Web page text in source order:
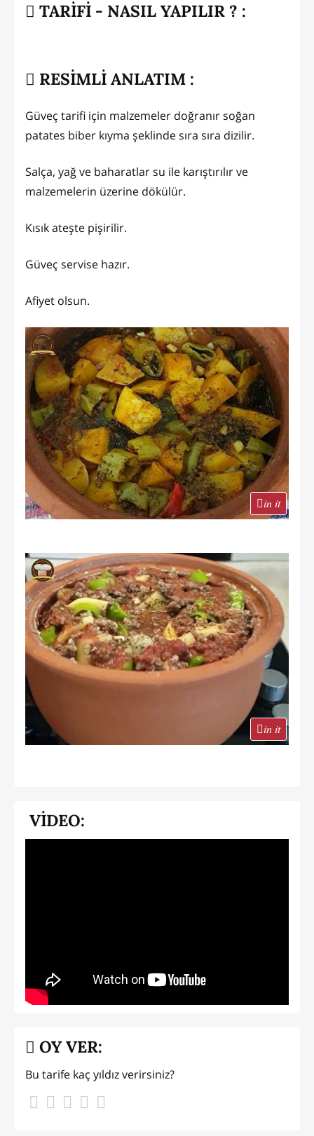
TARİFİ - NASIL YAPILIR ? :
RESİMLİ ANLATIM :
Güveç tarifi için malzemeler doğranır soğan
patates biber kıyma şeklinde sıra sıra dizilir.
Salça, yağ ve baharatlar su ile karıştırılır ve
malzemelerin üzerine dökülür.
Kısık ateşte pişirilir.
Güveç servise hazır.
Afiyet olsun.
in it
in it
VİDEO:
OY VER:
Bu tarife kaç yıldız verirsiniz?